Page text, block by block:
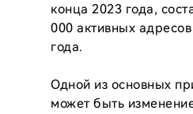
конца 2023 года,
000 активных
года.
Одной из основных
может быть